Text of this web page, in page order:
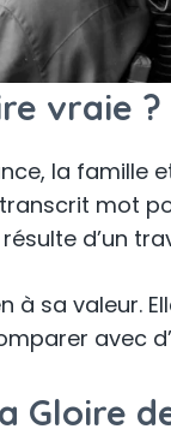
vraie ?
la
mot
d’un
à sa valeur.
avec
Gloire